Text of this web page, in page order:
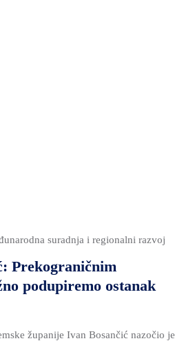
suradnja i regionalni razvoj
Prekograničnim
podupiremo ostanak
županije Ivan Bosančić nazočio je